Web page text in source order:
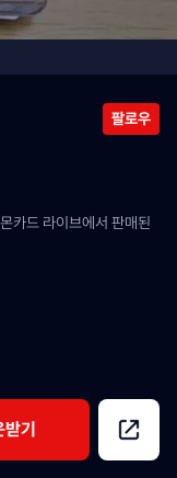
팔로우
카드 라이브에서 판매된
받기